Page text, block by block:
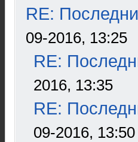
RE:
09-2016, 13:25
RE:
2016, 13:35
RE:
09-2016, 13:50